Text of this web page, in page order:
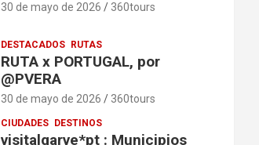
30 de mayo de 2026 360tours
DESTACADOS RUTAS
RUTA x PORTUGAL, por
@PVERA
30 de mayo de 2026 360tours
CIUDADES DESTINOS
visitalgarve*pt : Municipios